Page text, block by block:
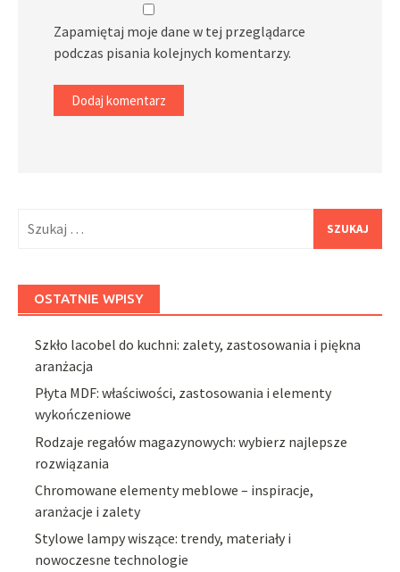
Zapamiętaj moje dane w tej przeglądarce
podczas pisania kolejnych komentarzy.
OSTATNIE WPISY
Szkło lacobel do kuchni: zalety, zastosowania i piękna
aranżacja
Płyta MDF: właściwości, zastosowania i elementy
wykończeniowe
Rodzaje regałów magazynowych: wybierz najlepsze
rozwiązania
Chromowane elementy meblowe – inspiracje,
aranżacje i zalety
Stylowe lampy wiszące: trendy, materiały i
nowoczesne technologie